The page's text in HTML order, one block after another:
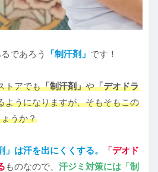
であろう 「制汗剤」 です！
トアでも「制汗剤」や「デオドラ
ようになりますが、そもそもこの
うか？
」は汗を出にくくする。
「デオド
ものなので、 汗ジミ対策には「制